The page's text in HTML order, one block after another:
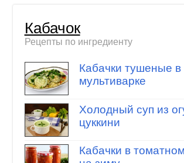
Кабачок
Рецепты по ингредиенту
Кабачки тушеные в
мультиварке
Холодный суп из
цуккини
Кабачки в